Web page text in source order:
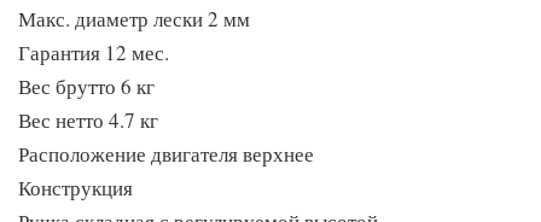
Макс. диаметр лески 2 мм
Гарантия 12 мес.
Вес брутто 6 кг
Вес нетто 4.7 кг
Расположение двигателя верхнее
Конструкция